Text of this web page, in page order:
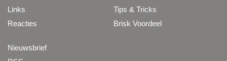
Links
Reacties
Tips & Tricks
Brisk Voordeel
Nieuwsbrief